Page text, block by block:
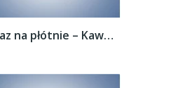
Obraz na płótnie – Kawa w ciemnej...